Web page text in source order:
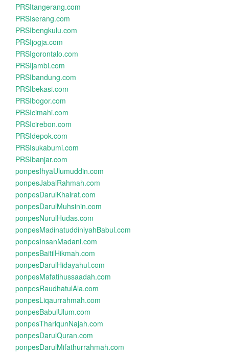
PRSItangerang.com
PRSIserang.com
PRSIbengkulu.com
PRSIjogja.com
PRSIgorontalo.com
PRSIjambi.com
PRSIbandung.com
PRSIbekasi.com
PRSIbogor.com
PRSIcimahi.com
PRSIcirebon.com
PRSIdepok.com
PRSIsukabumi.com
PRSIbanjar.com
ponpesIhyaUlumuddin.com
ponpesJabalRahmah.com
ponpesDarulKhairat.com
ponpesDarulMuhsinin.com
ponpesNurulHudas.com
ponpesMadinatuddiniyahBabul.com
ponpesInsanMadani.com
ponpesBaitilHikmah.com
ponpesDarulHidayahul.com
ponpesMafatihussaadah.com
ponpesRaudhatulAla.com
ponpesLiqaurrahmah.com
ponpesBabulUlum.com
ponpesThariqunNajah.com
ponpesDarulQuran.com
ponpesDarulMifathurrahmah.com